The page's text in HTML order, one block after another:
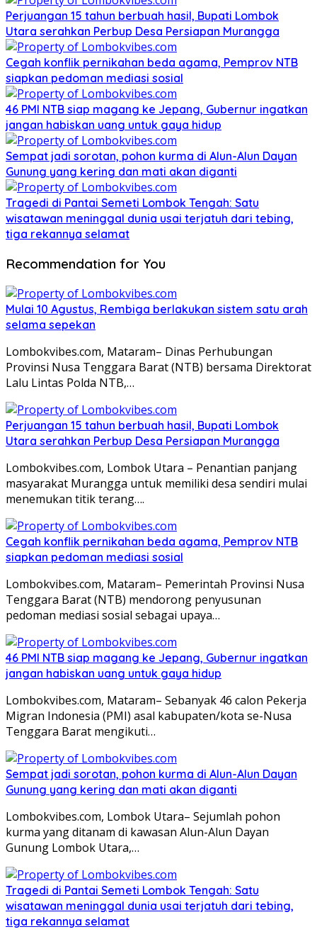
Perjuangan 15 tahun berbuah hasil, Bupati Lombok
Utara serahkan Perbup Desa Persiapan Murangga
Cegah konflik pernikahan beda agama, Pemprov NTB
siapkan pedoman mediasi sosial
46 PMI NTB siap magang ke Jepang, Gubernur ingatkan
jangan habiskan uang untuk gaya hidup
Sempat jadi sorotan, pohon kurma di Alun-Alun Dayan
Gunung yang kering dan mati akan diganti
Tragedi di Pantai Semeti Lombok Tengah: Satu
wisatawan meninggal dunia usai terjatuh dari tebing,
tiga rekannya selamat
Recommendation for You
Mulai 10 Agustus, Rembiga berlakukan sistem satu arah
selama sepekan
Lombokvibes.com, Mataram– Dinas Perhubungan
Provinsi Nusa Tenggara Barat (NTB) bersama Direktorat
Lalu Lintas Polda NTB,…
Perjuangan 15 tahun berbuah hasil, Bupati Lombok
Utara serahkan Perbup Desa Persiapan Murangga
Lombokvibes.com, Lombok Utara – Penantian panjang
masyarakat Murangga untuk memiliki desa sendiri mulai
menemukan titik terang….
Cegah konflik pernikahan beda agama, Pemprov NTB
siapkan pedoman mediasi sosial
Lombokvibes.com, Mataram– Pemerintah Provinsi Nusa
Tenggara Barat (NTB) mendorong penyusunan
pedoman mediasi sosial sebagai upaya…
46 PMI NTB siap magang ke Jepang, Gubernur ingatkan
jangan habiskan uang untuk gaya hidup
Lombokvibes.com, Mataram– Sebanyak 46 calon Pekerja
Migran Indonesia (PMI) asal kabupaten/kota se-Nusa
Tenggara Barat mengikuti…
Sempat jadi sorotan, pohon kurma di Alun-Alun Dayan
Gunung yang kering dan mati akan diganti
Lombokvibes.com, Lombok Utara– Sejumlah pohon
kurma yang ditanam di kawasan Alun-Alun Dayan
Gunung Lombok Utara,…
Tragedi di Pantai Semeti Lombok Tengah: Satu
wisatawan meninggal dunia usai terjatuh dari tebing,
tiga rekannya selamat